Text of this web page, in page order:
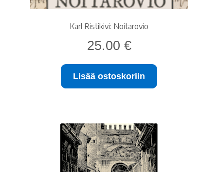
Karl Ristikivi: Noitarovio
25.00 €
Lisää ostoskoriin